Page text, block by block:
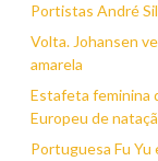
Portistas André
Volta. Johansen
amarela
Estafeta feminina
Europeu de
Portuguesa Fu Yu